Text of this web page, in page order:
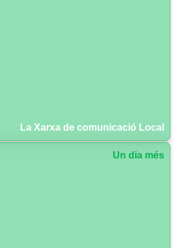
La Xarxa de comunicació Local
Un dia més